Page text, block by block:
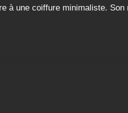
à une coiffure minimaliste.